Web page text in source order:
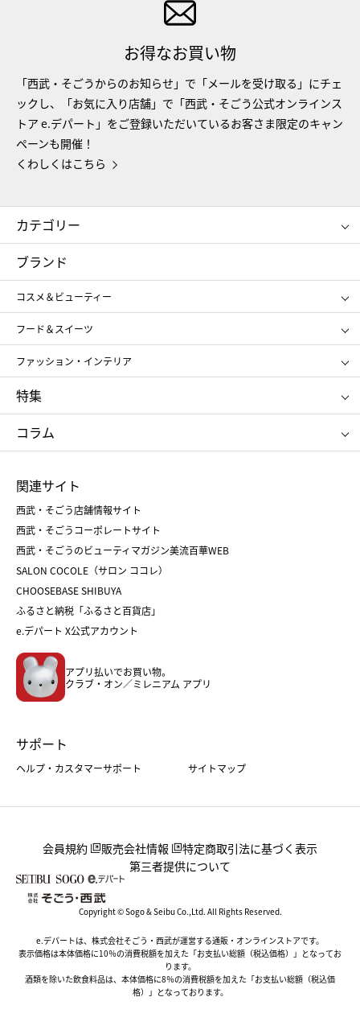
お得なお買い物
「西武・そごうからのお知らせ」で「メールを受け取る」にチェ
ックし、「お気に入り店舗」で「西武・そごう公式オンラインス
トア e.デパート」をご登録いただいているお客さま限定のキャン
ペーンも開催！
くわしくはこちら
カテゴリー
コスメ＆ビューティー
ギフト
レディース
メンズ
スポーツ・アウトドア
お中元
お歳暮
ブランド
コスメ＆ビューティー
SHISEIDO
ポール&ジョー ボーテ
ジルスチュアート
NARS
RMK
クリニーク
SK-Ⅱ
フード＆スイーツ
アンリ・シャルパンティエ
ゴディバ
新宿高野
たねや
ねんりん家
ファッション・インテリア
ポロ ラルフ ローレン
タケオ キクチ
ママ＆キッズ
シュタイフ
特集
お中元
ひな人形
五月人形
父の日
クリスマスケーキ
ホワイトデー
コラム
菓子折り
和菓子
人気のギフト
バレンタイン
ホワイトデー
おせち
フード
ホーム・キッチン＆アート
関連サイト
西武・そごう店舗情報サイト
西武・そごうコーポレートサイト
西武・そごうのビューティマガジン美流百華WEB
SALON COCOLE（サロン ココレ）
CHOOSEBASE SHIBUYA
ふるさと納税「ふるさと百貨店」
e.デパート X公式アカウント
アプリ払いでお買い物。
クラブ・オン／ミレニアム アプリ
サポート
ヘルプ・カスタマーサポート サイトマップ
会員規約 販売会社情報
特定商取引法に基づく表示
第三者提供について
Copyright © Sogo & Seibu Co.,Ltd. All Rights Reserved.
e.デパートは、株式会社そごう・西武が運営する通販・オンラインストアです。
表示価格は本体価格に10％の消費税額を加えた「お支払い総額（税込価格）」となってお
ります。
酒類を除いた飲食料品は、本体価格に8％の消費税額を加えた「お支払い総額（税込価
格）」となっております。